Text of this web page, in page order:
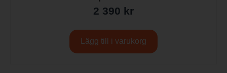
2 390 kr
Lägg till i varukorg